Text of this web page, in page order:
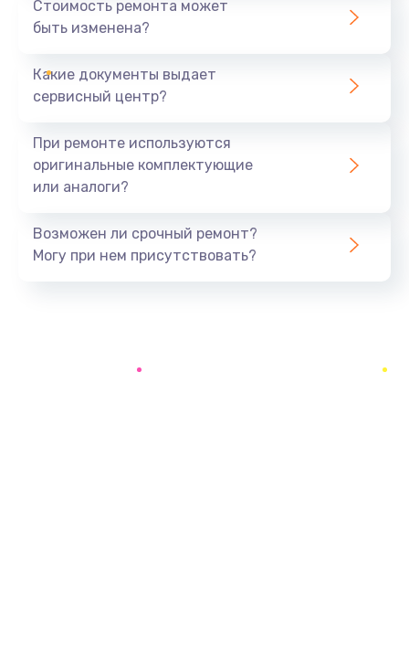
Ремонт южного моста
Замена батарейки BIOS
Заказать
Стоимость ремонта может
быть изменена?
Какие документы выдает
сервисный центр?
При ремонте используются
оригинальные комплектующие
или аналоги?
Возможен ли срочный ремонт?
Могу при нем присутствовать?